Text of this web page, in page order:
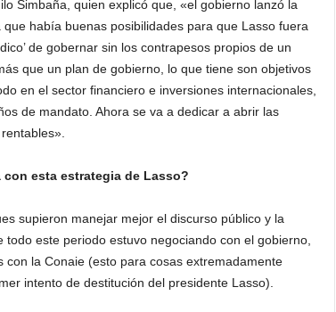
Simbaña, quien explicó que, «el gobierno lanzó la
había buenas posibilidades para que Lasso fuera
de gobernar sin los contrapesos propios de un
que un plan de gobierno, lo que tiene son objetivos
en el sector financiero e inversiones internacionales,
de mandato. Ahora se va a dedicar a abrir las
esta estrategia de Lasso?
supieron manejar mejor el discurso público y la
este periodo estuvo negociando con el gobierno,
la Conaie (esto para cosas extremadamente
intento de destitución del presidente Lasso).